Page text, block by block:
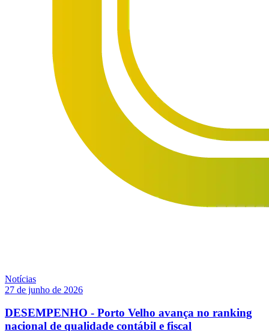
Notícias
27 de junho de 2026
DESEMPENHO - Porto Velho avança no ranking
nacional de qualidade contábil e fiscal